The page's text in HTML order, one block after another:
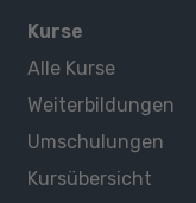
Kurse
Alle Kurse
Weiterbildungen
Umschulungen
Kursübersicht